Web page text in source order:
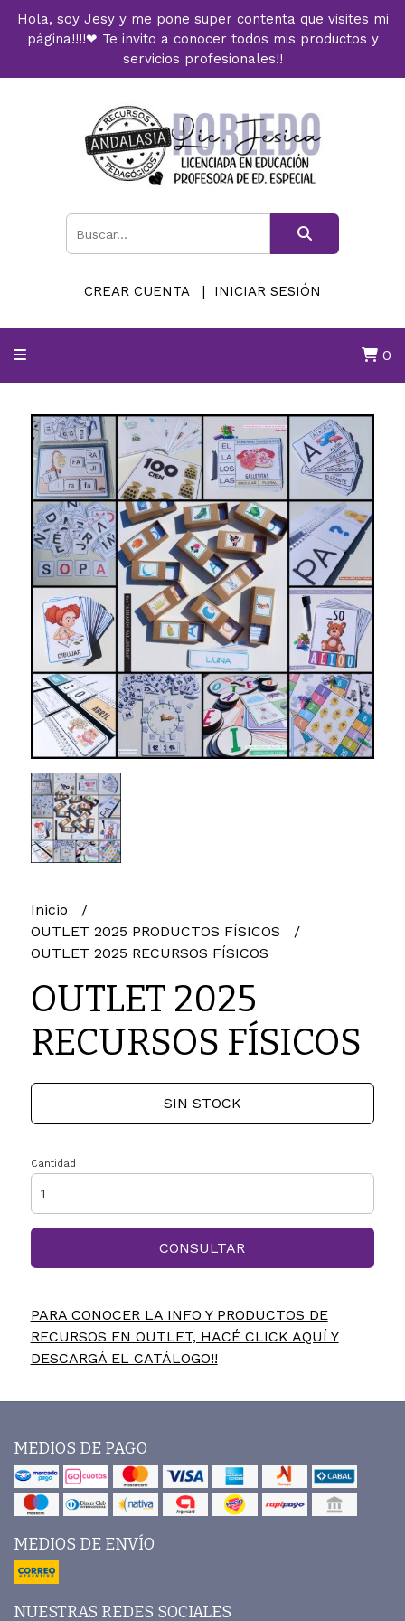
Hola, soy Jesy y me pone super contenta que visites mi
página!!!!❤ Te invito a conocer todos mis productos y
servicios profesionales!!
CREAR CUENTA INICIAR SESIÓN
0
Inicio
OUTLET 2025 PRODUCTOS FÍSICOS
OUTLET 2025 RECURSOS FÍSICOS
OUTLET 2025
RECURSOS FÍSICOS
SIN STOCK
Cantidad
CONSULTAR
PARA CONOCER LA INFO Y PRODUCTOS DE
RECURSOS EN OUTLET, HACÉ CLICK AQUÍ Y
DESCARGÁ EL CATÁLOGO!!
MEDIOS DE PAGO
MEDIOS DE ENVÍO
NUESTRAS REDES SOCIALES